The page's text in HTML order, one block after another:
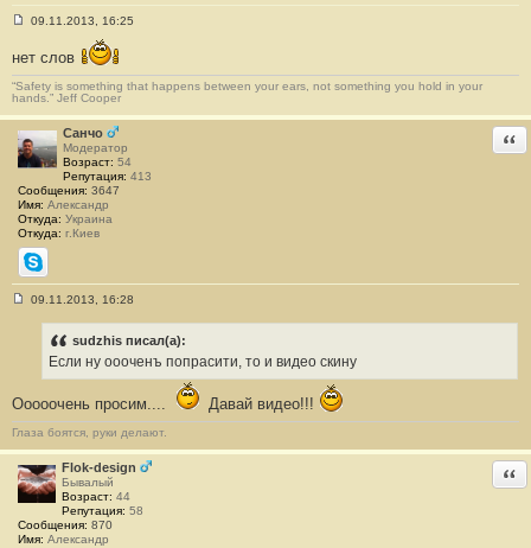
о
б
щ
е
н
и
е
#
2
8
09.11.2013, 16:25
нет слов
“Safety is something that happens between your ears, not something you hold in your
hands.” Jeff Cooper
Санчо
Модератор
Возраст: 54
Репутация: 413
Сообщения: 3647
Имя: Александр
Откуда: Украина
Откуда: г.Киев
Skype
и
е
#
1
2
9
09.11.2013, 16:28
sudzhis писал(а):
Если ну оооченъ попрасити, то и видео скину
Ооооочень просим.... Давай видео!!!
Глаза боятся, руки делают.
Flok-design
Бывалый
Возраст: 44
Репутация: 58
Сообщения: 870
Имя: Александр